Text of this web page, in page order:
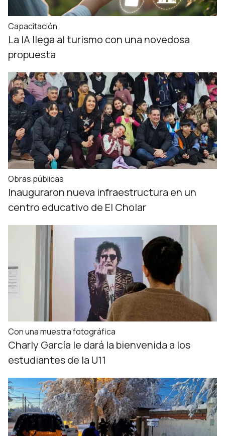
Capacitación
La IA llega al turismo con una novedosa
propuesta
Obras públicas
Inauguraron nueva infraestructura en un
centro educativo de El Cholar
Con una muestra fotográfica
Charly García le dará la bienvenida a los
estudiantes de la U11